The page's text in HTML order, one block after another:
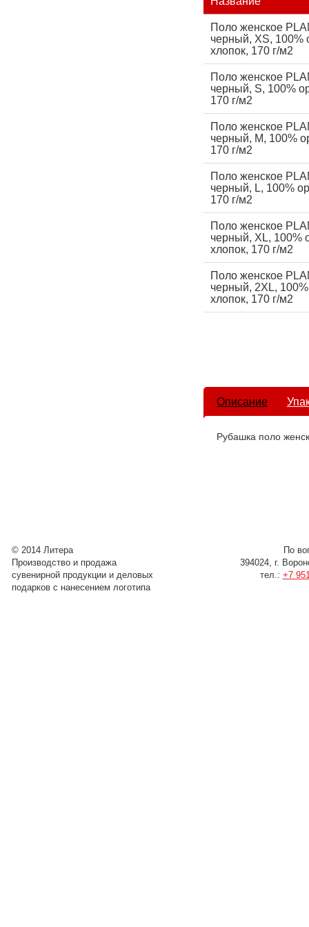
Поло женское
черный, XS, 100%
хлопок, 170 г/м2
Поло женское
черный, S, 100%
170 г/м2
Поло женское
черный, M, 100%
170 г/м2
Поло женское
черный, L, 100%
170 г/м2
Поло женское
черный, XL, 100%
хлопок, 170 г/м2
Поло женское
черный, 2XL,
хлопок, 170 г/м2
Описание
Рубашка поло
© 2014 Литера
Производство и продажа
сувенирной продукции и деловых
подарков с нанесением логотипа
По
394024, г.
тел.: +7